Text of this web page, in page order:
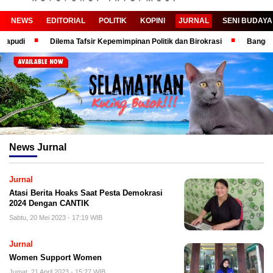
NEWS EDITORIAL POLITIK KOPINI JURNAL SENI BUDAYA
Dilema Tafsir Kepemimpinan Politik dan Birokrasi Bangga!
News Jurnal
Jurnal
Atasi Berita Hoaks Saat Pesta Demokrasi
2024 Dengan CANTIK
Sabtu, 20 Mei 2023 - 17:19 WIB
Jurnal
Women Support Women